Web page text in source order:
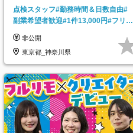
点検スタッフ#勤務時間＆日数自由#
副業希望者歓迎#1件13,000円#フリー
非公開
東京都_神奈川県